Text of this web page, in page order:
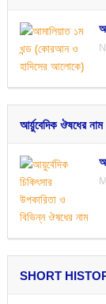
আর্য়ুবেদিক ঔষধের নাম
SHORT